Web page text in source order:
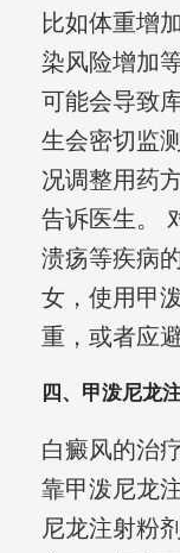
比如体重增
染风险增加
可能会导致
生会密切监
况调整用药
告诉医生。
溃疡等疾病
女，使用甲
重，或者应
四、甲泼尼龙
白癜风的治
靠甲泼尼龙
尼龙注射粉